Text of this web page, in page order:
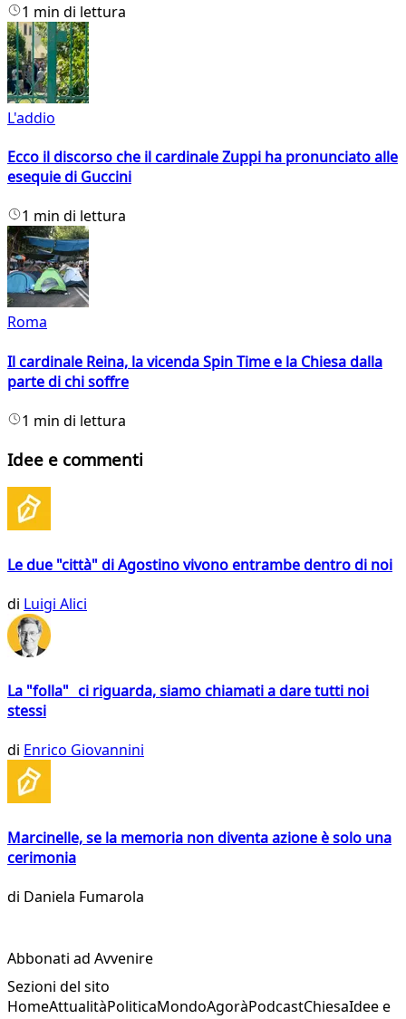
1 min di lettura
L'addio
Ecco il discorso che il cardinale Zuppi ha pronunciato alle
esequie di Guccini
1 min di lettura
Roma
Il cardinale Reina, la vicenda Spin Time e la Chiesa dalla
parte di chi soffre
1 min di lettura
Idee e commenti
Le due "città" di Agostino vivono entrambe dentro di noi
di Luigi Alici
La "folla" ci riguarda, siamo chiamati a dare tutti noi
stessi
di Enrico Giovannini
Marcinelle, se la memoria non diventa azione è solo una
cerimonia
di Daniela Fumarola
Abbonati ad Avvenire
Sezioni del sito
HomeAttualitàPoliticaMondoAgoràPodcastChiesaIdee e